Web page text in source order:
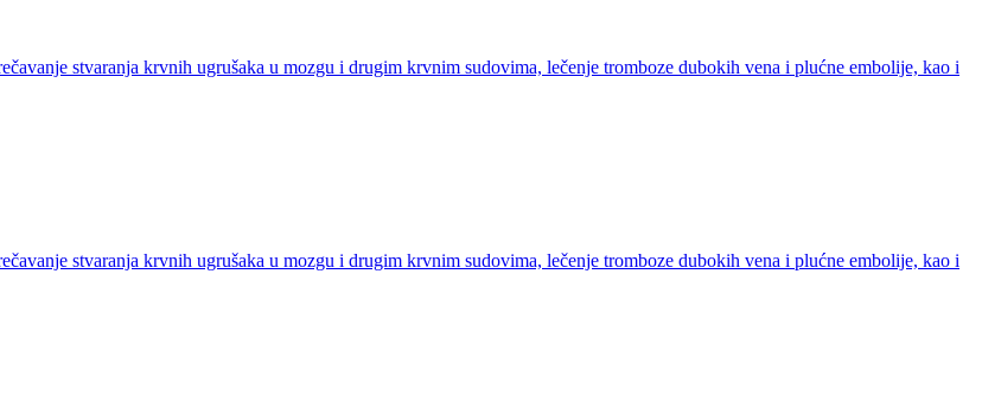
stvaranja krvnih ugrušaka u mozgu i drugim krvnim sudovima, lečenje tromboze dubokih vena i plućne embolije, kao i
stvaranja krvnih ugrušaka u mozgu i drugim krvnim sudovima, lečenje tromboze dubokih vena i plućne embolije, kao i